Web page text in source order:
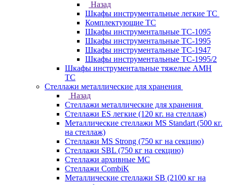
Назад
Шкафы инструментальные легкие ТС
Комплектующие ТС
Шкафы инструментальные TC-1095
Шкафы инструментальные TC-1995
Шкафы инструментальные ТС-1947
Шкафы инструментальные ТС-1995/2
Шкафы инструментальные тяжелые AMH
TC
Стеллажи металлические для хранения
Назад
Стеллажи металлические для хранения
Стеллажи ES легкие (120 кг. на стеллаж)
Металлические стеллажи MS Standart (500 кг.
на стеллаж)
Стеллажи MS Strong (750 кг на секцию)
Стеллажи SBL (750 кг на секцию)
Стеллажи архивные МС
Стеллажи CombiK
Металлические стеллажи SB (2100 кг на